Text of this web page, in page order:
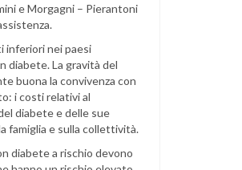
e Morgagni – Pierantoni
inferiori nei paesi
diabete. La gravità del
buona la convivenza con
i costi relativi al
diabete e delle sue
famiglia e sulla collettività.
diabete a rischio devono